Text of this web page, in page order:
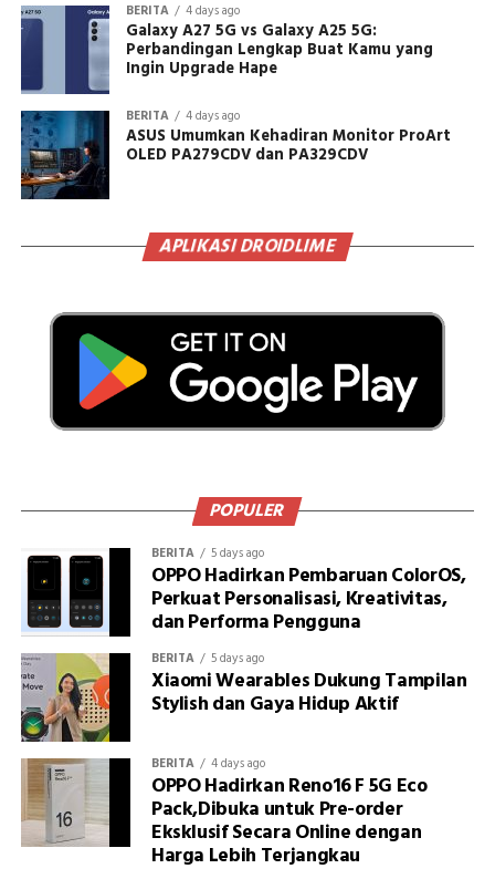
BERITA 4 days ago
Galaxy A27 5G vs Galaxy A25 5G:
Perbandingan Lengkap Buat Kamu yang
Ingin Upgrade Hape
BERITA 4 days ago
ASUS Umumkan Kehadiran Monitor ProArt
OLED PA279CDV dan PA329CDV
APLIKASI DROIDLIME
POPULER
BERITA 5 days ago
OPPO Hadirkan Pembaruan ColorOS,
Perkuat Personalisasi, Kreativitas,
dan Performa Pengguna
BERITA 5 days ago
Xiaomi Wearables Dukung Tampilan
Stylish dan Gaya Hidup Aktif
BERITA 4 days ago
OPPO Hadirkan Reno16 F 5G Eco
Pack,Dibuka untuk Pre-order
Eksklusif Secara Online dengan
Harga Lebih Terjangkau